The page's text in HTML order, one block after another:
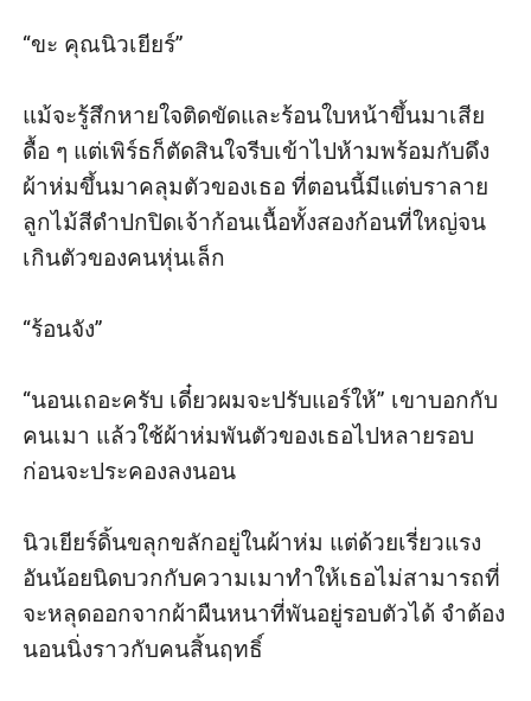
“ขะ คุณนิวเยียร์”
แม้จะรู้สึกหายใจติดขัดและร้อนใบหน้าขึ้นมาเสีย
ดื้อ ๆ แต่เพิร์ธก็ตัดสินใจรีบเข้าไปห้ามพร้อมกับดึง
ผ้าห่มขึ้นมาคลุมตัวของเธอ ที่ตอนนี้มีแต่บราลาย
ลูกไม้สีดำปกปิดเจ้าก้อนเนื้อทั้งสองก้อนที่ใหญ่จน
เกินตัวของคนหุ่นเล็ก
“ร้อนจัง”
“นอนเถอะครับ เดี๋ยวผมจะปรับแอร์ให้” เขาบอกกับ
คนเมา แล้วใช้ผ้าห่มพันตัวของเธอไปหลายรอบ
ก่อนจะประคองลงนอน
นิวเยียร์ดิ้นขลุกขลักอยู่ในผ้าห่ม แต่ด้วยเรี่ยวแรง
อันน้อยนิดบวกกับความเมาทำให้เธอไม่สามารถที่
จะหลุดออกจากผ้าผืนหนาที่พันอยู่รอบตัวได้ จำต้อง
นอนนิ่งราวกับคนสิ้นฤทธิ์